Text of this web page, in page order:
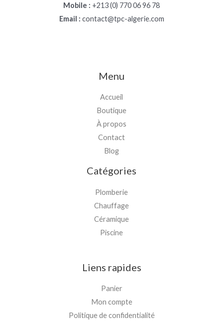
Mobile : +213 (0) 770 06 96 78
Email : contact@tpc-algerie.com
Menu
Accueil
Boutique
À propos
Contact
Blog
Catégories
Plomberie
Chauffage
Céramique
Piscine
Liens rapides
Panier
Mon compte
Politique de confidentialité